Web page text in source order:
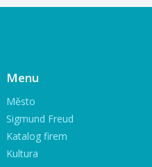
Menu
Město
Sigmund Freud
Katalog firem
Kultura